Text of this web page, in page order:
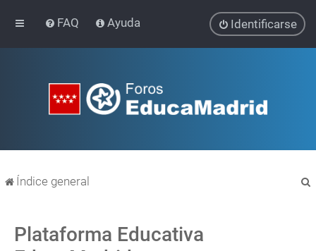
FAQ Ayuda Identificarse
Índice general
Plataforma Educativa